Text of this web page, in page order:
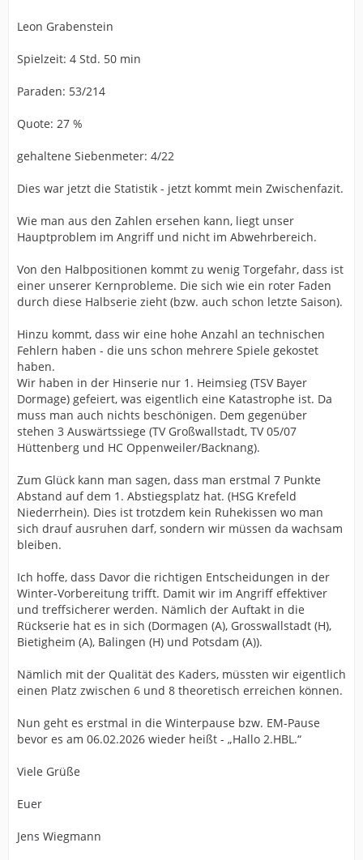
Leon Grabenstein
Spielzeit: 4 Std. 50 min
Paraden: 53/214
Quote: 27 %
gehaltene Siebenmeter: 4/22
Dies war jetzt die Statistik - jetzt kommt mein Zwischenfazit.
Wie man aus den Zahlen ersehen kann, liegt unser
Hauptproblem im Angriff und nicht im Abwehrbereich.
Von den Halbpositionen kommt zu wenig Torgefahr, dass ist
einer unserer Kernprobleme. Die sich wie ein roter Faden
durch diese Halbserie zieht (bzw. auch schon letzte Saison).
Hinzu kommt, dass wir eine hohe Anzahl an technischen
Fehlern haben - die uns schon mehrere Spiele gekostet
haben.
Wir haben in der Hinserie nur 1. Heimsieg (TSV Bayer
Dormage) gefeiert, was eigentlich eine Katastrophe ist. Da
muss man auch nichts beschönigen. Dem gegenüber
stehen 3 Auswärtssiege (TV Großwallstadt, TV 05/07
Hüttenberg und HC Oppenweiler/Backnang).
Zum Glück kann man sagen, dass man erstmal 7 Punkte
Abstand auf dem 1. Abstiegsplatz hat. (HSG Krefeld
Niederrhein). Dies ist trotzdem kein Ruhekissen wo man
sich drauf ausruhen darf, sondern wir müssen da wachsam
bleiben.
Ich hoffe, dass Davor die richtigen Entscheidungen in der
Winter-Vorbereitung trifft. Damit wir im Angriff effektiver
und treffsicherer werden. Nämlich der Auftakt in die
Rückserie hat es in sich (Dormagen (A), Grosswallstadt (H),
Bietigheim (A), Balingen (H) und Potsdam (A)).
Nämlich mit der Qualität des Kaders, müssten wir eigentlich
einen Platz zwischen 6 und 8 theoretisch erreichen können.
Nun geht es erstmal in die Winterpause bzw. EM-Pause
bevor es am 06.02.2026 wieder heißt - „Hallo 2.HBL.“
Viele Grüße
Euer
Jens Wiegmann